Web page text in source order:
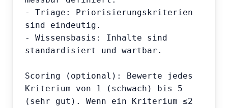
- Triage: Priorisierungskriterien
sind eindeutig.
- Wissensbasis: Inhalte sind
standardisiert und wartbar.
Scoring (optional): Bewerte jedes
Kriterium von 1 (schwach) bis 5
(sehr gut). Wenn ein Kriterium ≤2